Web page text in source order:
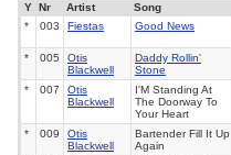
Y Nr Artist Song
*
003 Fiestas Good News
* 005
Otis
Blackwell
Daddy Rollin'
Stone
* 007
Otis
Blackwell
I'M Standing At
The Doorway To
Your Heart
* 009
Otis
Blackwell
Bartender Fill It Up
Again